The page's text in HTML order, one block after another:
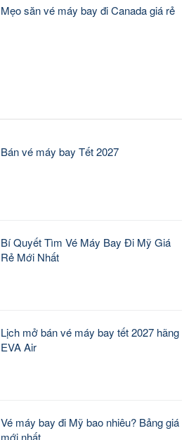
Mẹo săn vé máy bay đi Canada giá rẻ
Bán vé máy bay Tết 2027
Bí Quyết Tìm Vé Máy Bay Đi Mỹ Giá
Rẻ Mới Nhất
Lịch mở bán vé máy bay tết 2027 hãng
EVA Air
Vé máy bay đi Mỹ bao nhiêu? Bảng giá
mới nhất